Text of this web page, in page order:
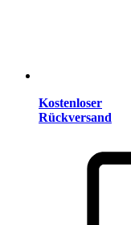
Kostenloser
Rückversand